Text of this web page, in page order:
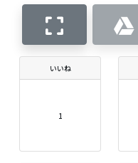
いいね
1